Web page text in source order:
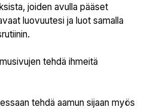
joiden avulla pääset
luovuutesi ja luot samalla
tehdä ihmeitä
tehdä aamun sijaan myös